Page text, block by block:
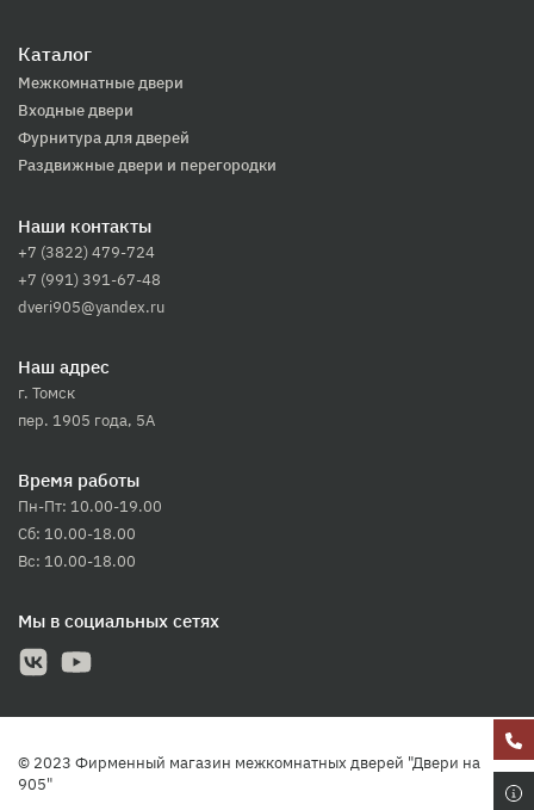
Каталог
Межкомнатные двери
Входные двери
Фурнитура для дверей
Раздвижные двери и перегородки
Наши контакты
+7 (3822) 479-724
+7 (991) 391-67-48
dveri905@yandex.ru
Наш адрес
г. Томск
пер. 1905 года, 5А
Время работы
Пн-Пт: 10.00-19.00
Сб: 10.00-18.00
Вс: 10.00-18.00
Мы в социальных сетях
© 2023 Фирменный магазин межкомнатных дверей "Двери на
905"